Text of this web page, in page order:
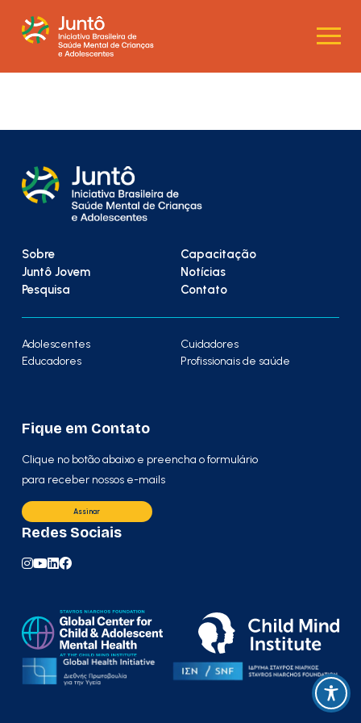
Sobre
Capacitação
Juntô Jovem
Notícias
Pesquisa
Contato
Adolescentes
Cuidadores
Educadores
Profissionais de saúde
Fique em Contato
Clique no botão abaixo e preencha o formulário
para receber nossos e-mails
Assinar
Redes Sociais